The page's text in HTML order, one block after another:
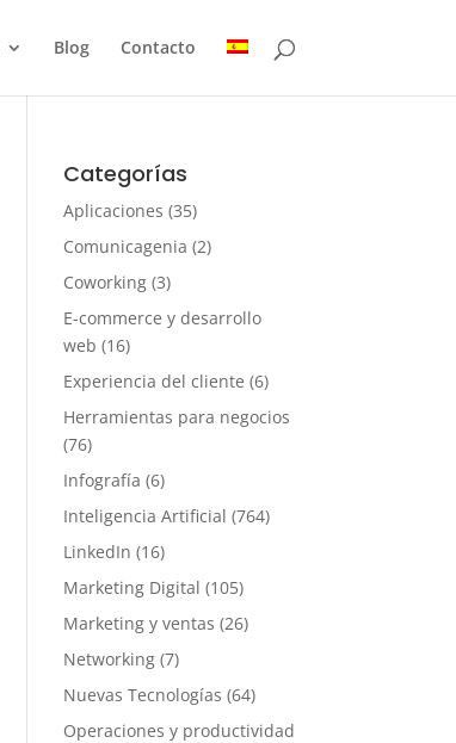
Blog Contacto
Categorías
Aplicaciones (35)
Comunicagenia (2)
Coworking (3)
E-commerce y desarrollo
web (16)
Experiencia del cliente (6)
Herramientas para negocios
(76)
Infografía (6)
Inteligencia Artificial (764)
LinkedIn (16)
Marketing Digital (105)
Marketing y ventas (26)
Networking (7)
Nuevas Tecnologías (64)
Operaciones y productividad